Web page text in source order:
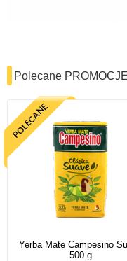
Polecane
Yerba Mate Campesino
500 g